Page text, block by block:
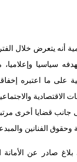
أنه يتعرض خلال
سياسيا وإعلاميا،
على ما اعتبره
الاقتصادية
جانب قضايا أخرى
وحقوق الفنانين
صادر عن